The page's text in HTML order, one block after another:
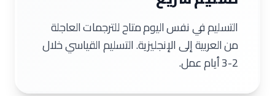
التسليم في نفس اليوم متاح للترجمات العاجلة
من العربية إلى الإنجليزية. التسليم القياسي خلال
2-3 أيام عمل.